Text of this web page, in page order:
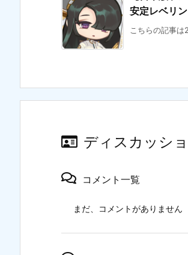
安定レベリ
こちらの記事
ディスカッシ
コメント一覧
まだ、コメントがありません